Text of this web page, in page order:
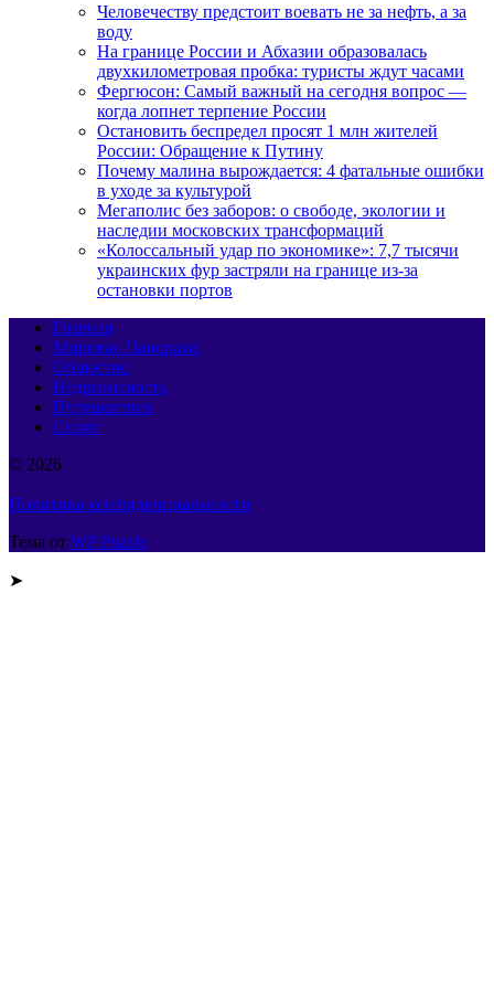
Человечеству предстоит воевать не за нефть, а за
воду
На границе России и Абхазии образовалась
двухкилометровая пробка: туристы ждут часами
Фергюсон: Самый важный на сегодня вопрос —
когда лопнет терпение России
Остановить беспредел просят 1 млн жителей
России: Обращение к Путину
Почему малина вырождается: 4 фатальные ошибки
в уходе за культурой
Мегаполис без заборов: о свободе, экологии и
наследии московских трансформаций
«Колоссальный удар по экономике»: 7,7 тысячи
украинских фур застряли на границе из-за
остановки портов
Главная
Мировая Панорама
Общество
Недвижимость
Путешествия
Спорт
© 2026
Политика конфиденциальности
Тема от WP Puzzle
➤